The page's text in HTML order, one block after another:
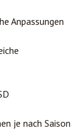
Anpassungen
je nach Saison